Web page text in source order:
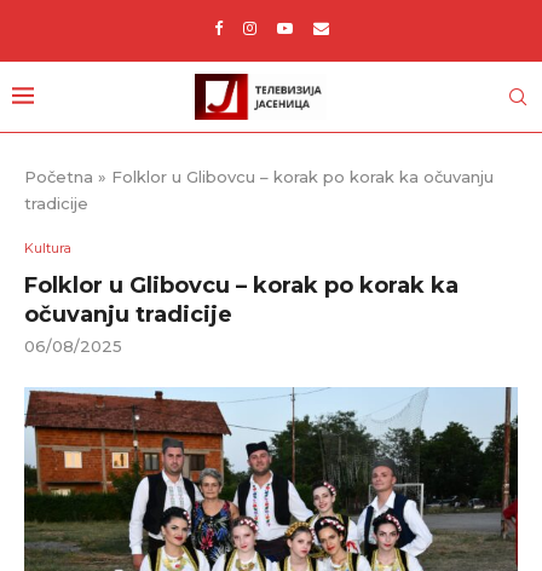
Početna » Folklor u Glibovcu – korak po korak ka očuvanju
tradicije
Kultura
Folklor u Glibovcu – korak po korak ka
očuvanju tradicije
06/08/2025